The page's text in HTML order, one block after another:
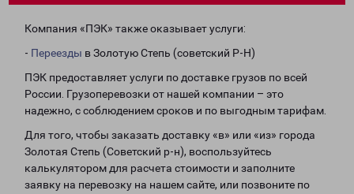
Компания «ПЭК» также оказывает услуги:
- Переезды в Золотую Степь (советский Р-Н)
ПЭК предоставляет услуги по доставке грузов по всей
России. Грузоперевозки от нашей компании – это
надежно, с соблюдением сроков и по выгодным тарифам.
Для того, чтобы заказать доставку «в» или «из» города
Золотая Степь (Советский р-н), воспользуйтесь
калькулятором для расчета стоимости и заполните
заявку на перевозку на нашем сайте, или позвоните по